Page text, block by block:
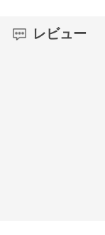
レビュー